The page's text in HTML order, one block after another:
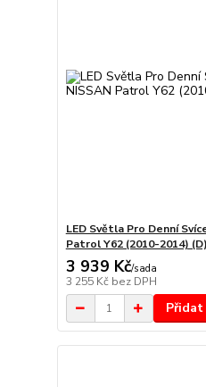
LED Světla Pro Denní
Patrol Y62 (2010-2014) (D)
3 939 Kč/sada
3 255 Kč bez DPH